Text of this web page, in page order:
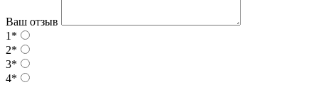
Ваш отзыв
1*
2*
3*
4*